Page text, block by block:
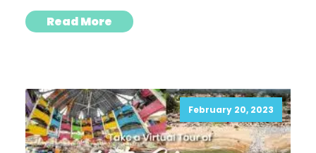
Read More
February 20, 2023